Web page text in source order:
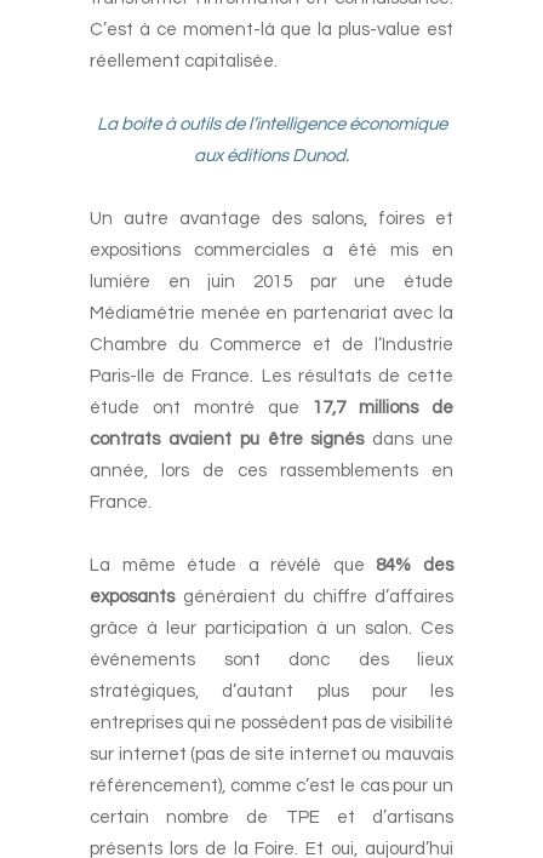
C’est à ce moment-là que la plus-value est
réellement capitalisée.
La boite à outils de l’intelligence économique
aux éditions Dunod.
Un autre avantage des salons, foires et
expositions commerciales a été mis en
lumière en juin 2015 par une étude
Médiamétrie menée en partenariat avec la
Chambre du Commerce et de l’Industrie
Paris-Ile de France. Les résultats de cette
étude ont montré que 17,7 millions de
contrats avaient pu être signésdans une
année, lors de ces rassemblements en
France.
La même étude a révélé que 84%
des
exposantsgénéraient du chiffre d’affaires
grâce à leur participation à un salon. Ces
événements sont donc des lieux
stratégiques, d’autant plus pour les
entreprises qui ne possèdent pas de visibilité
sur internet (pas de site internet ou mauvais
référencement), comme c’est le cas pour un
certain nombre de TPE et d’artisans
présents lors de la Foire. Et oui, aujourd’hui